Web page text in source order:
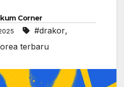
Corner
#drakor,
terbaru